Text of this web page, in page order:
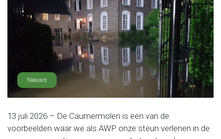
Nieuws
13 juli 2026 – De Caumermolen is een van de
voorbeelden waar we als AWP onze steun verlenen in de